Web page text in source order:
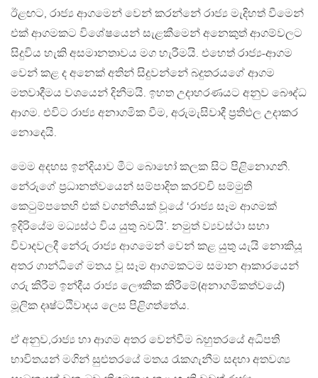
ඊළඟට, රාජ්‍ය ආගමෙන් වෙන් කරන්නේ රාජ්‍ය මැදිහත් වීමෙන්
එක් ආගමකට විශේෂයෙන් සැළකීමෙන් අනෙකුත් ආගම්වලට
සිදුවිය හැකි අසමානතාවය මග හැරීමයි. එහෙත් රාජ්‍ය-ආගම
වෙන් කළ ද අනෙක් අතින් සිදුවන්නේ බදුතරයගේ ආගම
මතවාදීමය වශයෙන් දිනීමයි. ඉහත උදාහරණයට අනුව බෞද්ධ
ආගම. එවිට රාජ්‍ය අනාගමික වීම, අරුමැසිවාදී ප්‍රතිඵල උදාකර
නොදෙයි.
මෙම අදහස ඉන්දියාව මීට බොහෝ කලක සිට පිළිනොගනී.
නේරුගේ ප්‍රධානත්වයෙන් සම්පාදිත කරච්චි සම්මුති
කෙටුම්පතෙහි එක් වගන්තියක් වූයේ ‘රාජ්‍ය සෑම ආගමක්
ඉදිරියේම මධ්‍යස්ථ විය යුතු බවයි’. නමුත් ව්‍යවස්ථා සභා
විවාදවලදී නේරු රාජ්‍ය ආගමෙන් වෙන් කළ යුතු යැයි නොකියූ
අතර ගාන්ධිගේ මතය වූ සෑම ආගමකටම සමාන ආකාරයෙන්
ගරු කිරීම ඉන්දීය රාජ්‍ය ලෞකික කිරීමේ(අනාගමිකත්වයේ)
මූලික දෘෂ්ටඨිවාදය ලෙස පිළිගත්තේය.
ඒ අනුව,රාජ්‍ය හා ආගම අතර වෙන්වීම බහුතරයේ අධිපති
භාවිතයන් මගින් සුළුතරයේ මතය රැකගැනීම සදහා අතවශ්‍ය